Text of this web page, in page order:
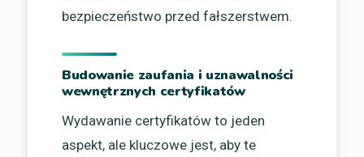
bezpieczeństwo przed fałszerstwem.
Budowanie zaufania i uznawalności
wewnętrznych certyfikatów
Wydawanie certyfikatów to jeden
aspekt, ale kluczowe jest, aby te